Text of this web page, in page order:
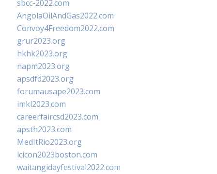
sbcc-2022.com
AngolaOilAndGas2022.com
Convoy4Freedom2022.com
grur2023.org
hkhk2023.org
napm2023.org
apsdfd2023.org
forumausape2023.com
imkl2023.com
careerfaircsd2023.com
apsth2023.com
MedItRio2023.org
lcicon2023boston.com
waitangidayfestival2022.com